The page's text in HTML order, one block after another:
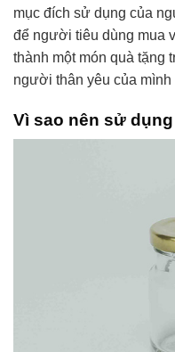
mục đích sử dụng của
để người tiêu dùng mua
thành một món quà tặng
người thân yêu của mình
Vì sao nên sử